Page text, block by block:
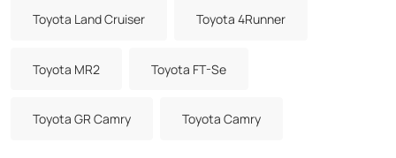
Toyota Land Cruiser Toyota 4Runner
Toyota MR2 Toyota FT-Se
Toyota GR Camry Toyota Camry